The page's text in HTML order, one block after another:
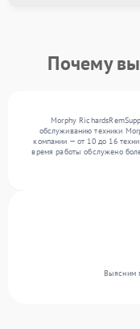
Почему
Morphy
обслуживанию техники
компании — от 10 до 16
время работы обслужено
ремонтов превысило 12
устройств, включая , , . Мы
Выясним